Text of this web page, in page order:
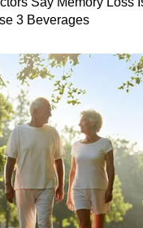
ಪ್ರಸಿದ್ಧ
ಕಲಾವಿದರಾದ ಪಂಡಿತ್
ಶೇವಂತಿಗೆ ಜನಿಸಿದರು.
ಮೀನಾ, ಆಶಾ, ಉಷಾ,
ನಿಪುಣ
ಪ್ರತಿಭೆಗೆ
ನಿರ್ಮಿಸಲು
ಕಂಪನಿಯ ಕಲಾತ್ಮಕ